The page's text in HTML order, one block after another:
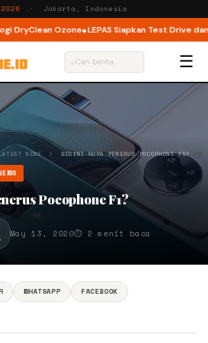
· Jakarta, Indonesia
DryClean Ozone LEPAS Siapkan Test Drive dan
⌕ ☰
NEWS/ BEGINI RUPA PENERUS POCOPHONE F1?
Pocophone F1?
May 13, 2020⏱ 2 menit baca
WHATSAPP
FACEBOOK